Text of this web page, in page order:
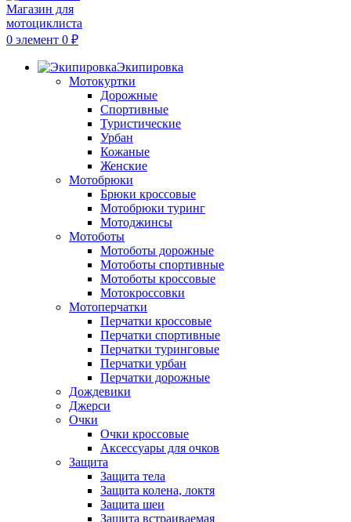
0 элемент 0 ₽
Экипировка
Мотокуртки
Дорожные
Спортивные
Туристические
Урбан
Кожаные
Женские
Мотобрюки
Брюки кроссовые
Мотобрюки туринг
Мотоджинсы
Мотоботы
Мотоботы дорожные
Мотоботы спортивные
Мотоботы кроссовые
Мотокроссовки
Мотоперчатки
Перчатки кроссовые
Перчатки спортивные
Перчатки туринговые
Перчатки урбан
Перчатки дорожные
Дождевики
Джерси
Очки
Очки кроссовые
Аксессуары для очков
Защита
Защита тела
Защита колена, локтя
Защита шеи
Защита встраиваемая